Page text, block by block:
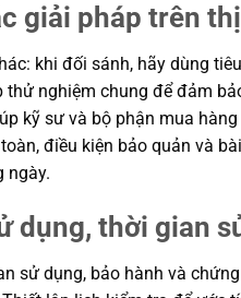
giải pháp trên
khi đối sánh, hãy dùng
nghiệm chung để đảm
kỹ sư và bộ phận mua
điều kiện bảo quản và
ngày.
dụng, thời gian
sử dụng, bảo hành và